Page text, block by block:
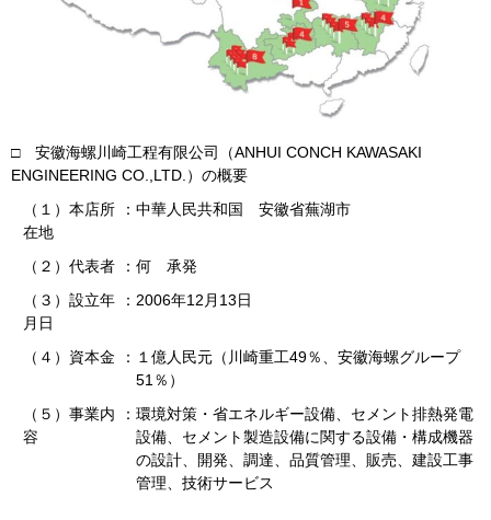
□ 安徽海螺川崎工程有限公司（ANHUI CONCH KAWASAKI
ENGINEERING CO.,LTD. ）の概要
（１）本店所
在地
： 中華人民共和国 安徽省蕪湖市
（２）代表者 ： 何 承発
（３）設立年
月日
： 2006年12月13日
（４）資本金 ： １億人民元（川崎重工49％、安徽海螺グループ
51 ％）
（５）事業内
容
： 環境対策・省エネルギー設備、セメント排熱発電
設備、セメント製造設備に関する設備・構成機器
の設計、開発、調達、品質管理、販売、建設工事
管理、技術サービス